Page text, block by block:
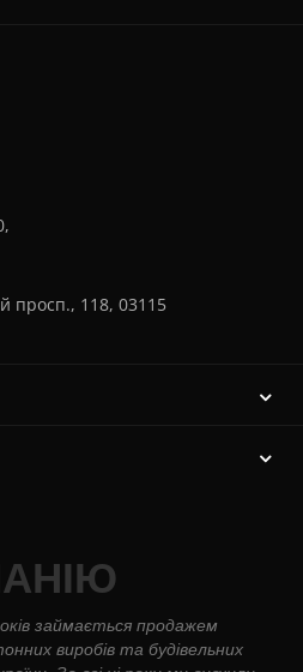
просп., 118, 03115
займається продажем
виробів та будівельних